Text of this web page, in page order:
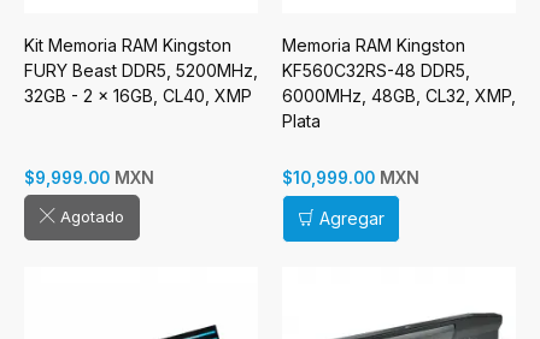
Kit Memoria RAM Kingston
FURY Beast DDR5, 5200MHz,
32GB - 2 x 16GB, CL40, XMP
$9,999.00 MXN
Agotado
Memoria RAM Kingston
KF560C32RS-48 DDR5,
6000MHz, 48GB, CL32, XMP,
Plata
$10,999.00 MXN
Agregar